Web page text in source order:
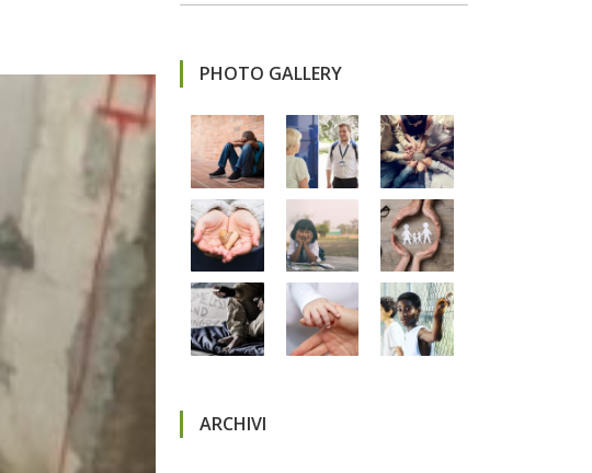
PHOTO GALLERY
ARCHIVI